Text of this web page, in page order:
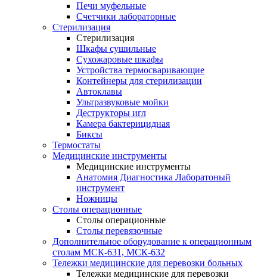
Печи муфельные
Счетчики лабораторные
Стерилизация
Стерилизация
Шкафы сушильные
Сухожаровые шкафы
Устройства термосваривающие
Контейнеры для стерилизации
Автоклавы
Ультразвуковые мойки
Деструкторы игл
Камера бактерицидная
Биксы
Термостаты
Медицинские инструменты
Медицинские инструменты
Анатомия Диагностика Лаборатоный
инструмент
Ножницы
Столы операционные
Столы операционные
Столы перевязочные
Дополнительное оборудование к операционным
столам МСК-631, МСК-632
Тележки медицинские для перевозки больных
Тележки медицинские для перевозки